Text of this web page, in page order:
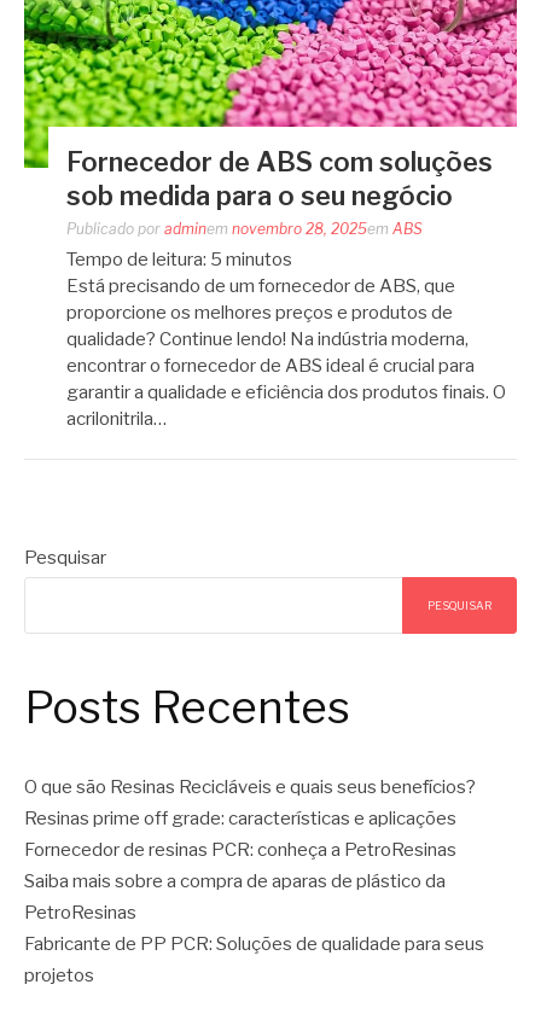
Fornecedor de ABS com soluções
sob medida para o seu negócio
Publicado por adminem novembro 28, 2025em ABS
Tempo de leitura: 5 minutos
Está precisando de um fornecedor de ABS, que
proporcione os melhores preços e produtos de
qualidade? Continue lendo! Na indústria moderna,
encontrar o fornecedor de ABS ideal é crucial para
garantir a qualidade e eficiência dos produtos finais. O
acrilonitrila…
Pesquisar
PESQUISAR
Posts Recentes
O que são Resinas Recicláveis e quais seus benefícios?
Resinas prime off grade: características e aplicações
Fornecedor de resinas PCR: conheça a PetroResinas
Saiba mais sobre a compra de aparas de plástico da
PetroResinas
Fabricante de PP PCR: Soluções de qualidade para seus
projetos